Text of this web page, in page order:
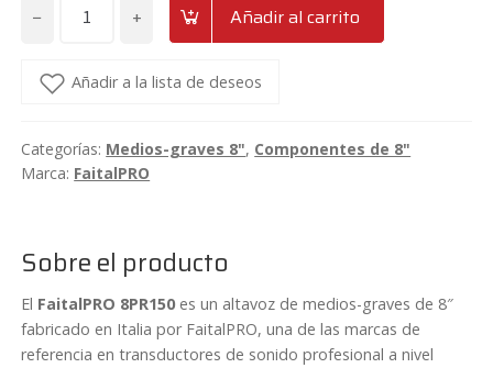
−
grave
8"
neodimio
FaitalPRO
8PR150
cantidad
+ Añadir al carrito
Añadir a la lista de deseos
Categorías: Medios-graves 8", Componentes de 8"
Marca: FaitalPRO
Sobre el producto
El FaitalPRO 8PR150es un altavoz de medios-graves de 8″
fabricado en Italia por FaitalPRO, una de las marcas de
referencia en transductores de sonido profesional a nivel